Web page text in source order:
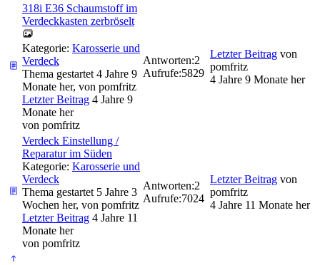
318i E36 Schaumstoff im
Verdeckkasten zerbröselt
Kategorie: Karosserie und
Verdeck
Thema gestartet 4 Jahre 9
Monate her, von pomfritz
Letzter Beitrag 4 Jahre 9
Monate her
von pomfritz
Antworten:2
Aufrufe:5829
Letzter Beitrag von
pomfritz
4 Jahre 9 Monate her
Verdeck Einstellung /
Reparatur im Süden
Kategorie: Karosserie und
Verdeck
Thema gestartet 5 Jahre 3
Wochen her, von pomfritz
Letzter Beitrag 4 Jahre 11
Monate her
von pomfritz
Antworten:2
Aufrufe:7024
Letzter Beitrag von
pomfritz
4 Jahre 11 Monate her